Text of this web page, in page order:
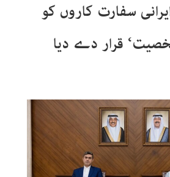
سفارت کاروں کو
قرار دے دیا